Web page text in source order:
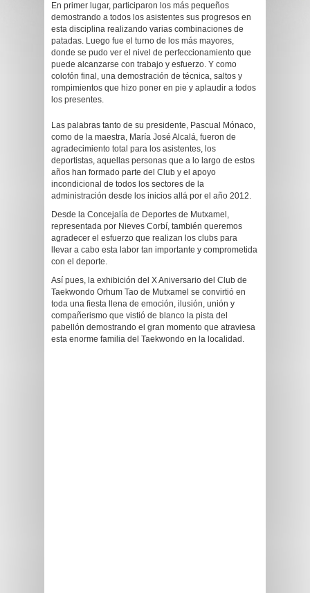
En primer lugar, participaron los más pequeños
demostrando a todos los asistentes sus progresos en
esta disciplina realizando varias combinaciones de
patadas. Luego fue el turno de los más mayores,
donde se pudo ver el nivel de perfeccionamiento que
puede alcanzarse con trabajo y esfuerzo. Y como
colofón final, una demostración de técnica, saltos y
rompimientos que hizo poner en pie y aplaudir a todos
los presentes.
Las palabras tanto de su presidente, Pascual Mónaco,
como de la maestra, María José Alcalá, fueron de
agradecimiento total para los asistentes, los
deportistas, aquellas personas que a lo largo de estos
años han formado parte del Club y el apoyo
incondicional de todos los sectores de la
administración desde los inicios allá por el año 2012.
Desde la Concejalía de Deportes de Mutxamel,
representada por Nieves Corbí, también queremos
agradecer el esfuerzo que realizan los clubs para
llevar a cabo esta labor tan importante y comprometida
con el deporte.
Así pues, la exhibición del X Aniversario del Club de
Taekwondo Orhum Tao de Mutxamel se convirtió en
toda una fiesta llena de emoción, ilusión, unión y
compañerismo que vistió de blanco la pista del
pabellón demostrando el gran momento que atraviesa
esta enorme familia del Taekwondo en la localidad.